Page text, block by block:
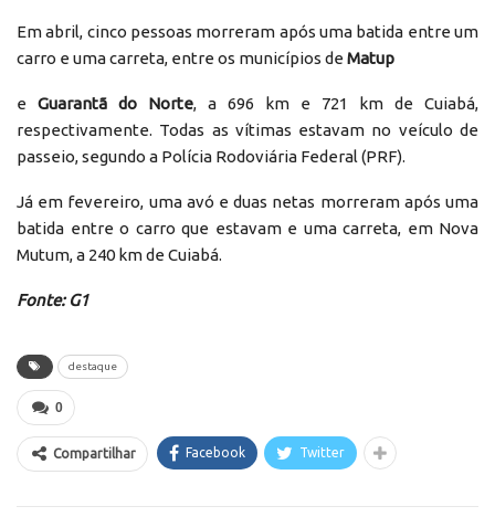
Em abril, cinco pessoas morreram após uma batida entre um
carro e uma carreta, entre os municípios de Matup
e Guarantã do Norte, a 696 km e 721 km de Cuiabá,
respectivamente. Todas as vítimas estavam no veículo de
passeio, segundo a Polícia Rodoviária Federal (PRF).
Já em fevereiro, uma avó e duas netas morreram após uma
batida entre o carro que estavam e uma carreta, em Nova
Mutum, a 240 km de Cuiabá.
Fonte: G1
destaque
0
Compartilhar Facebook Twitter